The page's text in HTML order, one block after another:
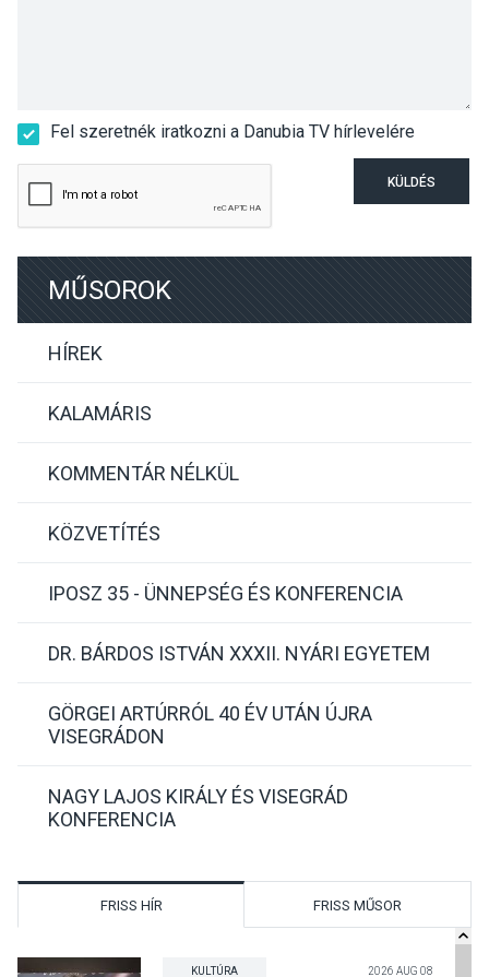
Fel szeretnék iratkozni a Danubia TV hírlevelére
KÜLDÉS
MŰSOROK
HÍREK
KALAMÁRIS
KOMMENTÁR NÉLKÜL
KÖZVETÍTÉS
IPOSZ 35 - ÜNNEPSÉG ÉS KONFERENCIA
DR. BÁRDOS ISTVÁN XXXII. NYÁRI EGYETEM
GÖRGEI ARTÚRRÓL 40 ÉV UTÁN ÚJRA
VISEGRÁDON
NAGY LAJOS KIRÁLY ÉS VISEGRÁD
KONFERENCIA
FRISS HÍR FRISS MŰSOR
KULTÚRA 2026 AUG 08